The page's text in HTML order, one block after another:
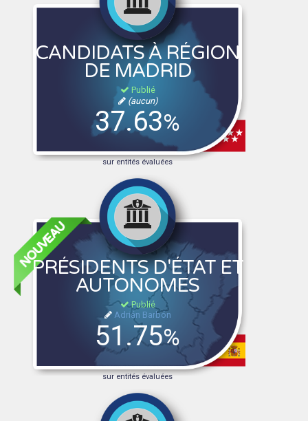
CANDIDATS À RÉGION
DE MADRID
Publié
(aucun)
37.63%
sur entités évaluées
PRÉSIDENTS D'ÉTAT ET
AUTONOMES
Publié
Adrián Barbón
51.75%
sur entités évaluées